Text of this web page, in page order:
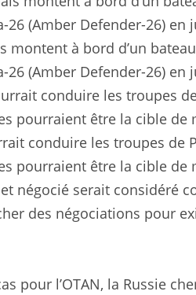
montent à bord d’un
26 (Amber Defender-26) en
conduire les troupes de
pourraient être la cible de
négocié serait considéré
des négociations pour
pour l’OTAN, la Russie